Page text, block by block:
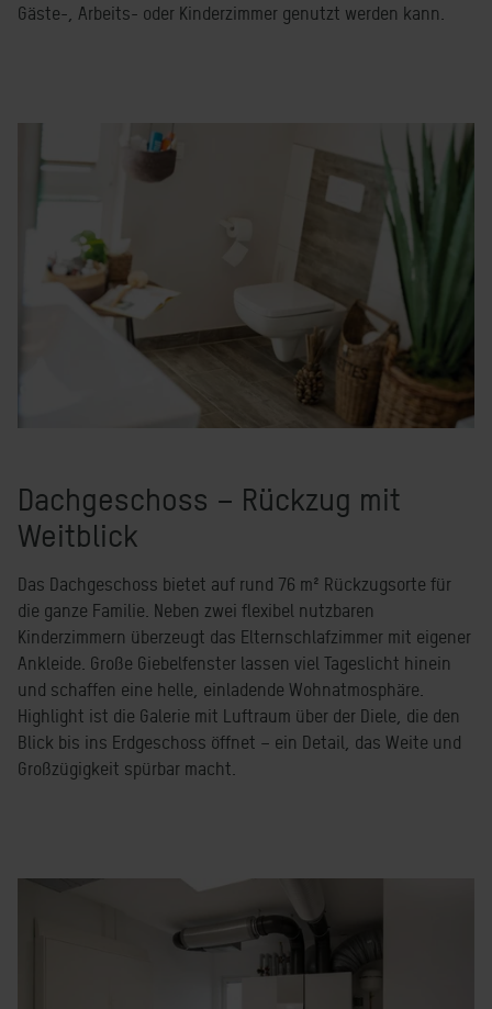
Gäste-, Arbeits- oder Kinderzimmer genutzt werden kann.
Dachgeschoss – Rückzug mit
Weitblick
Das Dachgeschoss bietet auf rund 76 m² Rückzugsorte für
die ganze Familie. Neben zwei flexibel nutzbaren
Kinderzimmern überzeugt das Elternschlafzimmer mit eigener
Ankleide. Große Giebelfenster lassen viel Tageslicht hinein
und schaffen eine helle, einladende Wohnatmosphäre.
Highlight ist die Galerie mit Luftraum über der Diele, die den
Blick bis ins Erdgeschoss öffnet – ein Detail, das Weite und
Großzügigkeit spürbar macht.